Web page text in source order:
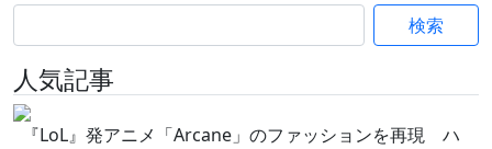
検索
人気記事
『LoL』発アニメ「Arcane」のファッションを再現 ハ